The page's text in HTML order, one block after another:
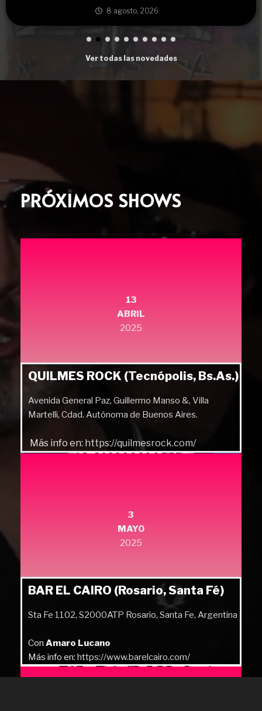
8 agosto, 2026
Ver todas las novedades
PRÓXIMOS SHOWS
13
ABRIL
2025
QUILMES ROCK (Tecnópolis, Bs.As.)
Avenida General Paz, Guillermo Manso &, Villa
Martelli, Cdad. Autónoma de Buenos Aires.
Más info en: https://quilmesrock.com/
3
MAYO
2025
BAR EL CAIRO (Rosario, Santa Fé)
Sta Fe 1102, S2000ATP Rosario, Santa Fe, Argentina
Con Amaro Lucano
Más info en: https://www.barelcairo.com/